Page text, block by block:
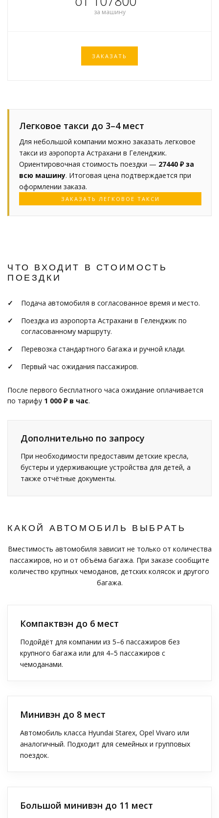
за машину
ЗАКАЗАТЬ
Легковое такси до 3–4 мест
Для небольшой компании можно заказать легковое
такси из аэропорта Астрахани в Геленджик.
Ориентировочная стоимость поездки — 27440 ₽ за
всю машину. Итоговая цена подтверждается при
оформлении заказа.
ЗАКАЗАТЬ ЛЕГКОВОЕ ТАКСИ
ЧТО ВХОДИТ В СТОИМОСТЬ
ПОЕЗДКИ
Подача автомобиля в согласованное время и место.
Поездка из аэропорта Астрахани в Геленджик по
согласованному маршруту.
Перевозка стандартного багажа и ручной клади.
Первый час ожидания пассажиров.
После первого бесплатного часа ожидание оплачивается
по тарифу 1 000 ₽ в час.
Дополнительно по запросу
При необходимости предоставим детские кресла,
бустеры и удерживающие устройства для детей, а
также отчётные документы.
КАКОЙ АВТОМОБИЛЬ ВЫБРАТЬ
Вместимость автомобиля зависит не только от количества
пассажиров, но и от объёма багажа. При заказе сообщите
количество крупных чемоданов, детских колясок и другого
багажа.
Компактвэн до 6 мест
Подойдёт для компании из 5–6 пассажиров без
крупного багажа или для 4–5 пассажиров с
чемоданами.
Минивэн до 8 мест
Автомобиль класса Hyundai Starex, Opel Vivaro или
аналогичный. Подходит для семейных и групповых
поездок.
Большой минивэн до 11 мест